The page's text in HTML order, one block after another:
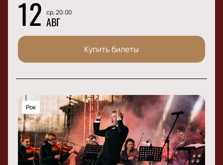
12 ср, 20:00
АВГ
Купить билеты
Рок